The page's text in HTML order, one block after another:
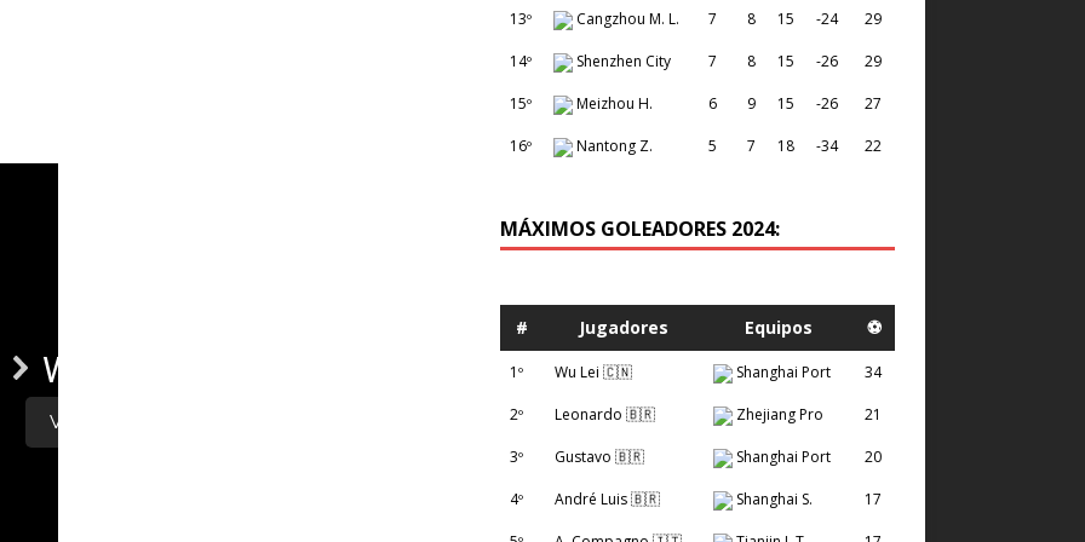
13º Cangzhou M. L. 7 8 15 -24 29
14º Shenzhen City 7 8 15 -26 29
15º Meizhou H. 6 9 15 -26 27
16º Nantong Z. 5 7 18 -34 22
MÁXIMOS GOLEADORES 2024:
# Jugadores Equipos ⚽
1º Wu Lei 🇨🇳 Shanghai Port 34
2º Leonardo 🇧🇷 Zhejiang Pro 21
3º Gustavo 🇧🇷 Shanghai Port 20
4º André Luis 🇧🇷 Shanghai S. 17